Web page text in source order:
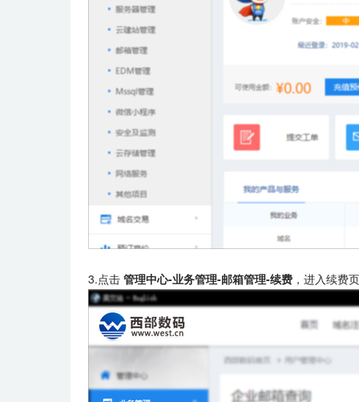
3.点击 管理中心-业务管理-邮箱管理-续费 ，进入续费